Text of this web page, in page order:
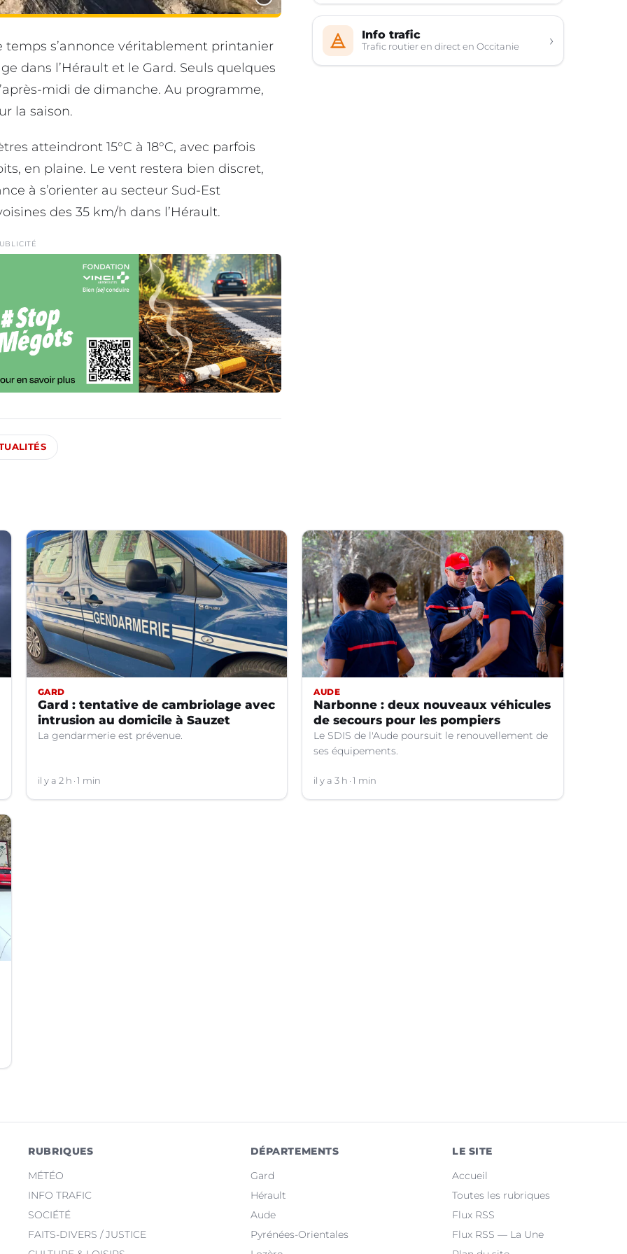
temps s’annonce véritablement printanier
dans l’Hérault et le Gard. Seuls quelques
midi de dimanche. Au programme,
la saison.
atteindront 15°C à 18°C, avec parfois
en plaine. Le vent restera bien discret,
à s’orienter au secteur Sud-Est
des 35 km/h dans l’Hérault.
Info trafic
Trafic routier en direct en Occitanie ›
GARD
Gard : tentative de cambriolage avec
intrusion au domicile à Sauzet
La gendarmerie est prévenue.
il y a 2 h 1 min
AUDE
Narbonne : deux nouveaux véhicules
de secours pour les pompiers
Le SDIS de l'Aude poursuit le renouvellement de
ses équipements.
il y a 3 h 1 min
RUBRIQUES
MÉTÉO
INFO TRAFIC
SOCIÉTÉ
FAITS-DIVERS / JUSTICE
DÉPARTEMENTS
Gard
Hérault
Aude
Pyrénées-Orientales
LE SITE
Accueil
Toutes les rubriques
Flux RSS
Flux RSS — La Une